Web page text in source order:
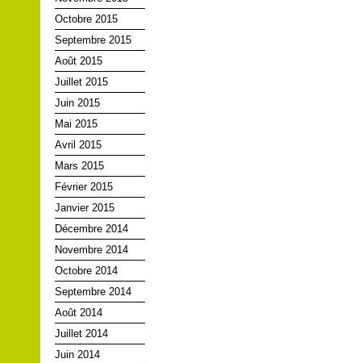
Octobre 2015
Septembre 2015
Août 2015
Juillet 2015
Juin 2015
Mai 2015
Avril 2015
Mars 2015
Février 2015
Janvier 2015
Décembre 2014
Novembre 2014
Octobre 2014
Septembre 2014
Août 2014
Juillet 2014
Juin 2014